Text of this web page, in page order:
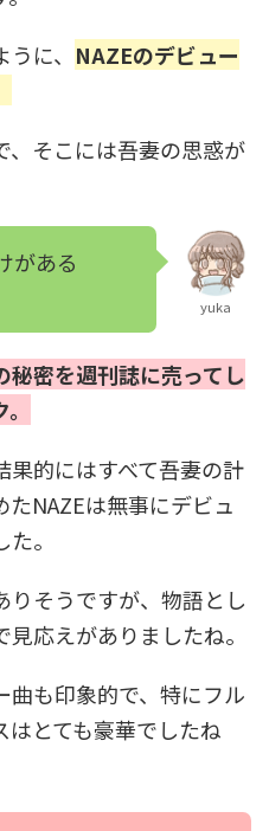
に、 NAZEのデビュー
、そこには吾妻の思惑が
がある
yuka
秘密を週刊誌に売ってし
的にはすべて吾妻の計
NAZEは無事にデビュ
。
りそうですが、物語とし
応えがありましたね。
曲も印象的で、特にフル
とても豪華でしたね